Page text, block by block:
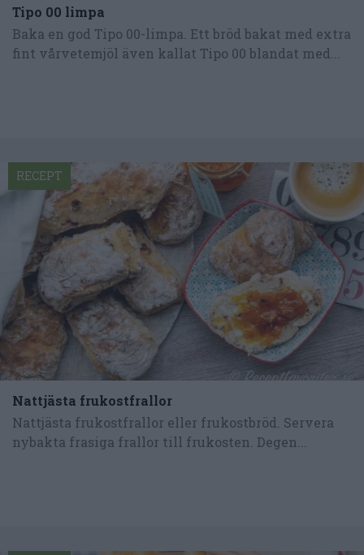
Tipo 00 limpa
Baka en god Tipo 00-limpa. Ett bröd bakat med extra
fint vårvetemjöl även kallat Tipo 00 blandat med...
Nattjästa frukostfrallor
Nattjästa frukostfrallor eller frukostbröd. Servera
nybakta frasiga frallor till frukosten. Degen...
RECEPT